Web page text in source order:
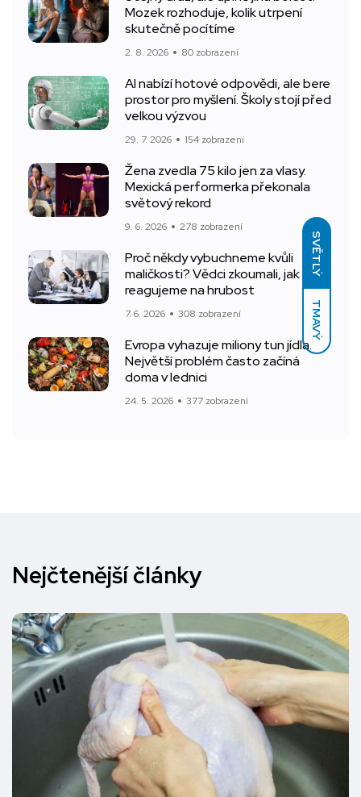
SVĚTLÝ
TMAVÝ
Mozek rozhoduje, kolik utrpení
skutečně pocítíme
2. 8. 2026 80 zobrazení
AI nabízí hotové odpovědi, ale bere
prostor pro myšlení. Školy stojí před
velkou výzvou
29. 7. 2026 154 zobrazení
Žena zvedla 75 kilo jen za vlasy.
Mexická performerka překonala
světový rekord
9. 6. 2026 278 zobrazení
Proč někdy vybuchneme kvůli
maličkosti? Vědci zkoumali, jak
reagujeme na hrubost
7. 6. 2026 308 zobrazení
Evropa vyhazuje miliony tun jídla.
Největší problém často začíná
doma v lednici
24. 5. 2026 377 zobrazení
Nejčtenější články